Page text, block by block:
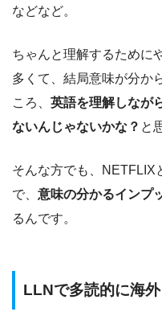
などなど。
ちゃんと理解するために
多くて、結局意味が分か
ころ、 英語を理解しなが
ないんじゃないかな？ と
そんな方でも、NETFLIX
で、 意味の分かるインプ
るんです。
LLNで多読的に海